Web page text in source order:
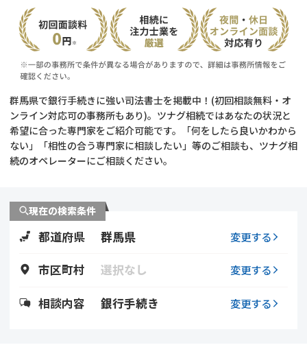
相談内容で探す
相続登記
遺留分侵害額請求
相続人調査
コラム
相続手続き
相続登記
群馬県で銀行手続きに強い司法書士を掲載中！(初回相談無料・オ
ンライン対応可の事務所もあり)。ツナグ相続ではあなたの状況と
希望に合った専門家をご紹介可能です。「何をしたら良いかわから
ない」「相性の合う専門家に相談したい」等のご相談も、ツナグ相
続のオペレーターにご相談ください。
現在の検索条件
都道府県 群馬県 変更する
市区町村 選択なし 変更する
相談内容 銀行手続き 変更する